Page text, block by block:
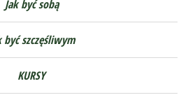
Jak być sobą
być szczęśliwym
KURSY